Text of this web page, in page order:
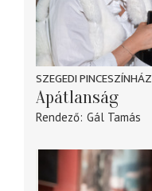
SZEGEDI PINCESZÍNHÁZ
Apátlanság
Rendező Gál Tamás